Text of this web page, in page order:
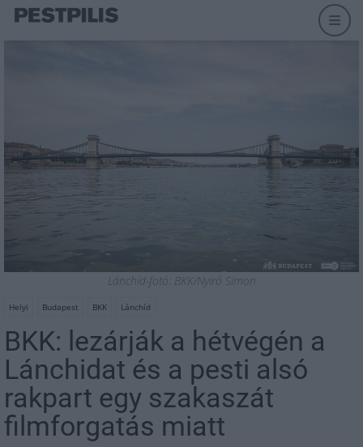
Lánchíd-fotó: BKK/Nyirő Simon
Helyi Budapest BKK Lánchíd
BKK: lezárják a hétvégén a
Lánchidat és a pesti alsó
rakpart egy szakaszát
filmforgatás miatt